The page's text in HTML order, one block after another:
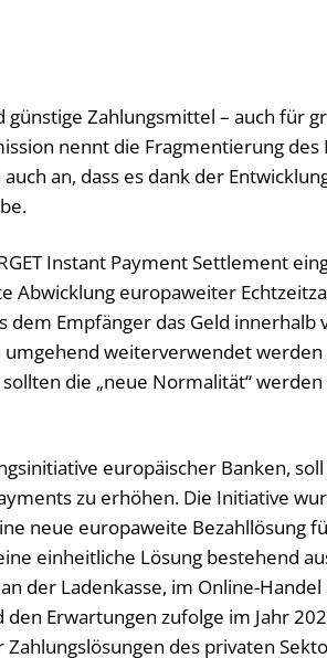
güns­ti­ge Zah­lungs­mit­tel – auch für
nennt die Frag­men­tie­rung des
an, dass es dank der
In­stant Pa­y­ment Sett­le­ment
Ab­wick­lung eu­ro­pa­wei­ter
dem Emp­fän­ger das Geld in­ner­halb
um­ge­hend wei­ter­ver­wen­det
die „neue Nor­ma­li­tät“
eu­ro­päi­scher Ban­ken,
zu er­hö­hen. Die In­itia­ti­ve
neue eu­ro­pa­wei­te Be­zahl­lö­sung
ein­heit­li­che Lö­sung be­stehend
der La­den­kas­se, im On­line-
Er­war­tun­gen zu­fol­ge im Jahr
des pri­va­ten